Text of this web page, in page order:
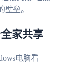
壁垒。
家共享
电脑看